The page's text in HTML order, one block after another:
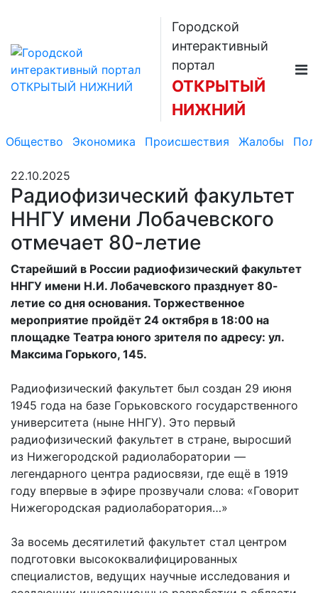
Городской
интерактивный
портал
ОТКРЫТЫЙ
НИЖНИЙ
Общество Экономика Происшествия Жалобы
22.10.2025
Радиофизический факультет
ННГУ имени Лобачевского
отмечает 80-летие
Старейший в России радиофизический факультет
ННГУ имени Н.И. Лобачевского празднует 80-
летие со дня основания. Торжественное
мероприятие пройдёт 24 октября в 18:00 на
площадке Театра юного зрителя по адресу: ул.
Максима Горького, 145.
Радиофизический факультет был создан 29 июня
1945 года на базе Горьковского государственного
университета (ныне ННГУ). Это первый
радиофизический факультет в стране, выросший
из Нижегородской радиолаборатории —
легендарного центра радиосвязи, где ещё в 1919
году впервые в эфире прозвучали слова: «Говорит
Нижегородская радиолаборатория…»
За восемь десятилетий факультет стал центром
подготовки высококвалифицированных
специалистов, ведущих научные исследования и